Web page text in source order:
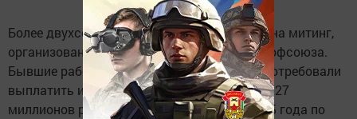
Более двухсот человек 20 сентября вышли на митинг,
организованный рескомом отраслевого профсоюза.
Бывшие работники ООО «ПК Автоприбор» потребовали
выплатить им долги по зарплате в размере 27
миллионов рублей за период с октября 2015 года по